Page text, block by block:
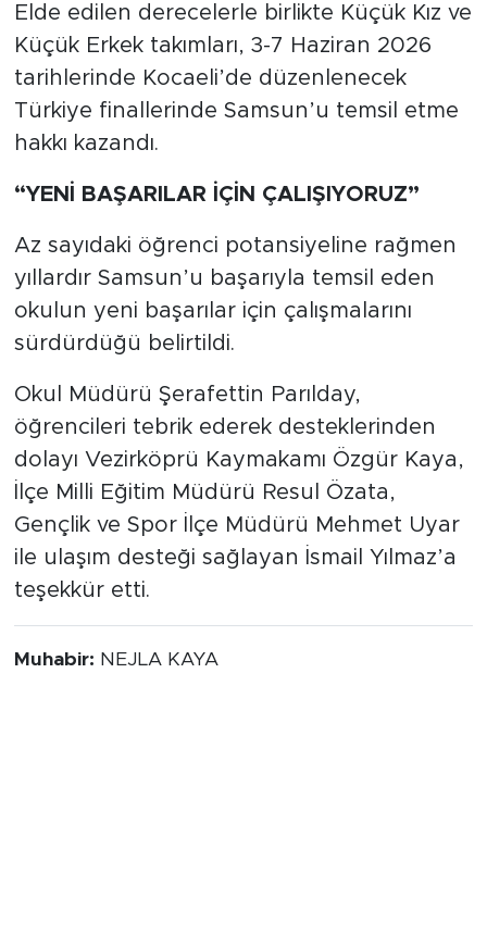
Elde edilen derecelerle birlikte Küçük Kız ve
Küçük Erkek takımları, 3-7 Haziran 2026
tarihlerinde Kocaeli’de düzenlenecek
Türkiye finallerinde Samsun’u temsil etme
hakkı kazandı.
“YENİ BAŞARILAR İÇİN ÇALIŞIYORUZ”
Az sayıdaki öğrenci potansiyeline rağmen
yıllardır Samsun’u başarıyla temsil eden
okulun yeni başarılar için çalışmalarını
sürdürdüğü belirtildi.
Okul Müdürü Şerafettin Parılday,
öğrencileri tebrik ederek desteklerinden
dolayı Vezirköprü Kaymakamı Özgür Kaya,
İlçe Milli Eğitim Müdürü Resul Özata,
Gençlik ve Spor İlçe Müdürü Mehmet Uyar
ile ulaşım desteği sağlayan İsmail Yılmaz’a
teşekkür etti.
Muhabir: NEJLA KAYA